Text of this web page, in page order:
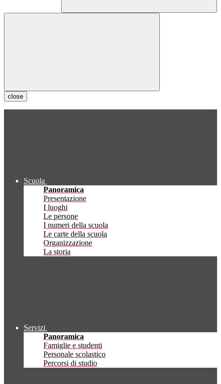
close
Scuola
Panoramica
Presentazione
I luoghi
Le persone
I numeri della scuola
Le carte della scuola
Organizzazione
La storia
Servizi
Panoramica
Famiglie e studenti
Personale scolastico
Percorsi di studio